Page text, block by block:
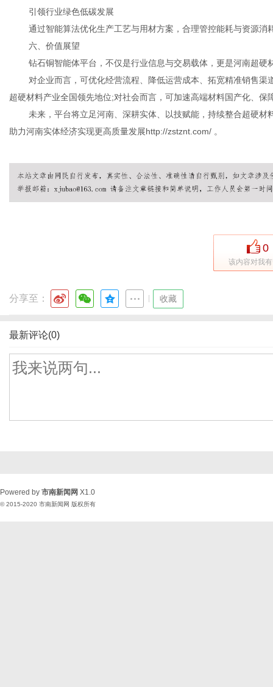
引领行业绿色低碳发展
通过智能算法优化生产工艺与用材方案，合理管控能耗与资源
六、价值展望
钻石铜智能体平台，不仅是行业信息与交易载体，更是河南超
对企业而言，可优化经营流程、降低运营成本、拓宽精准销售
超硬材料产业全国领先地位;对社会而言，可加速高端材料国产化、保
未来，平台将立足河南、深耕实体、以技赋能，持续整合超硬
助力河南实体经济实现更高质量发展http://zstznt.com/ 。
0
该内容对我
分享至： 收藏
最新评论(0)
Powered by 市南新闻网 X1.0
© 2015-2020 市南新闻网 版权所有